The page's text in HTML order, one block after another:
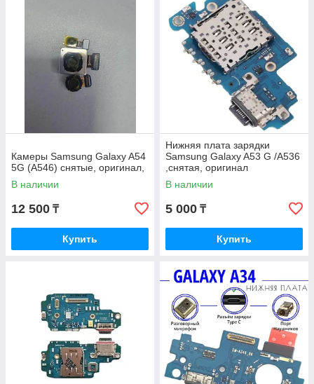
Камеры Samsung Galaxy A54
5G (A546) снятые, оригинал,
В наличии
12 500 ₸
Купить
Нижняя плата зарядки
Samsung Galaxy A53 G /A536
,снятая, оригинал
В наличии
5 000 ₸
Купить